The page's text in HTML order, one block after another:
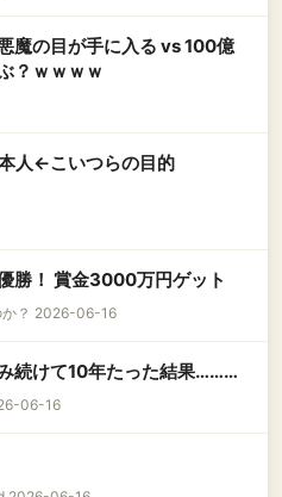
魔の目が手に入る vs 100億
？ｗｗｗｗ
人←こいつらの目的
勝！ 賞金3000万円ゲット
か？ 2026-06-16
続けて10年たった結果………
06-16